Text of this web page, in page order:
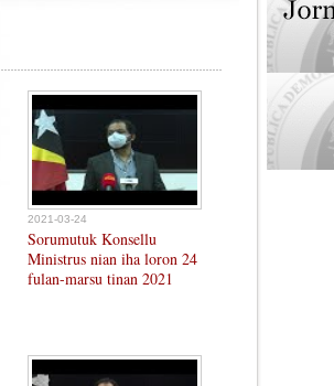
2021-03-24
Sorumutuk Konsellu
Ministrus nian iha loron 24
fulan-marsu tinan 2021